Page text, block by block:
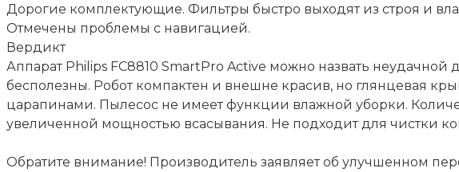
Дорогие комплектующие. Фильтры быстро выходят из строя и
Отмечены проблемы с навигацией.
Вердикт
Аппарат Philips FC8810 SmartPro Active можно назвать
бесполезны. Робот компактен и внешне красив, но глянцевая
царапинами. Пылесос не имеет функции влажной уборки.
увеличенной мощностью всасывания. Не подходит для чистки
Обратите внимание! Производитель заявляет об улучшенном